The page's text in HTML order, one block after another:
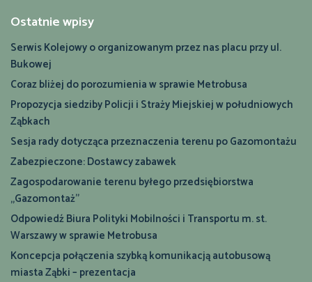
Ostatnie wpisy
Serwis Kolejowy o organizowanym przez nas placu przy ul.
Bukowej
Coraz bliżej do porozumienia w sprawie Metrobusa
Propozycja siedziby Policji i Straży Miejskiej w południowych
Ząbkach
Sesja rady dotycząca przeznaczenia terenu po Gazomontażu
Zabezpieczone: Dostawcy zabawek
Zagospodarowanie terenu byłego przedsiębiorstwa
„Gazomontaż”
Odpowiedź Biura Polityki Mobilności i Transportu m. st.
Warszawy w sprawie Metrobusa
Koncepcja połączenia szybką komunikacją autobusową
miasta Ząbki – prezentacja